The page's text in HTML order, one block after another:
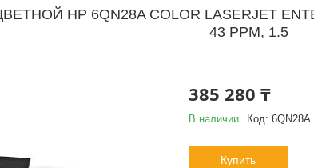
HP 6QN28A COLOR LASERJET
43 PPM, 1.5
385 280 ₸
В наличии Код: 6QN28A
Купить